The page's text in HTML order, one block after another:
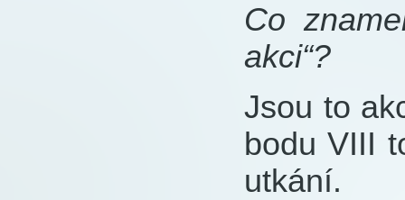
Co
akci“?
Jsou to
bodu VIII
utkání.